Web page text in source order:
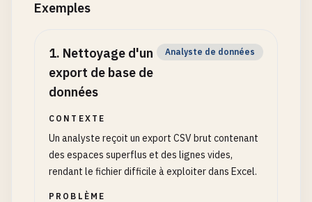
Exemples
1. Nettoyage d'un
export de base de
données
Analyste de données
CONTEXTE
Un analyste reçoit un export CSV brut contenant
des espaces superflus et des lignes vides,
rendant le fichier difficile à exploiter dans Excel.
PROBLÈME